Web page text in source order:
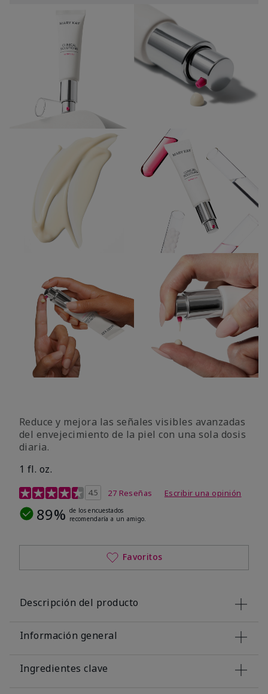
Reduce y mejora las señales visibles avanzadas
del envejecimiento de la piel con una sola dosis
diaria.
1 fl. oz.
Calificación de clientes de 4,1 de 5
4.5 27 Reseñas Escribir una opinión
89% de los encuestados
recomendaría a un amigo.
Favoritos
Descripción del producto
Información general
Ingredientes clave